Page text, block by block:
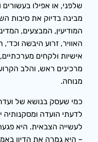
שלפני, או אפילו
מבינה בדיוק את סיבות
המודיעין, המבצעים,
האוויר, זרוע היבשה
אישיות ולקחים
מרכינים ראש, והלב
מנוחה.
כמי שעסק בנושא של
לדעתי הועדה ומסקנותיה
לעשייה הצבאית. היא
– היא גמרה את הדיון